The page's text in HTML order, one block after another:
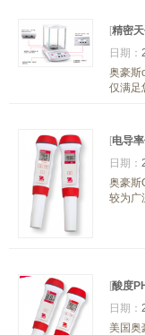
[精密
日期：
奥豪斯
仅满足
[电导
日期：
奥豪斯
较为广
[酸度
日期：
美国奥